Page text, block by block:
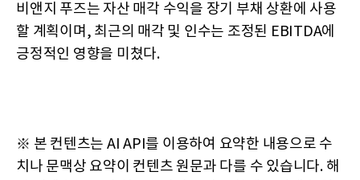
비앤지 푸즈는 자산 매각 수익을 장기 부채 상환에 사용
할 계획이며, 최근의 매각 및 인수는 조정된 EBITDA에
긍정적인 영향을 미쳤다.
※ 본 컨텐츠는 AI API를 이용하여 요약한 내용으로 수
치나 문맥상 요약이 컨텐츠 원문과 다를 수 있습니다. 해